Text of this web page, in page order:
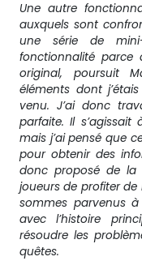
Une autre
auxquels sont
une série de
fonctionnalité parce
original, poursuit
éléments dont
venu. J’ai donc
parfaite. Il
mais j’ai pensé que
pour obtenir des
donc proposé de la
joueurs de profiter de
sommes parvenus
avec l’histoire
résoudre les
quêtes.